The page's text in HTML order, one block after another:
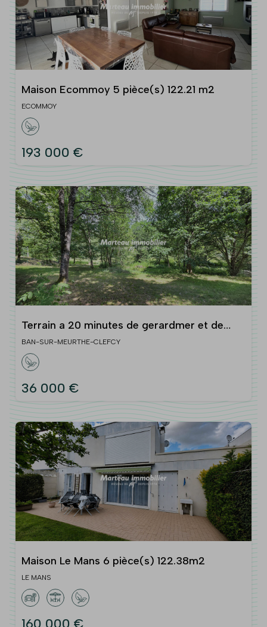
Maison Ecommoy 5 pièce(s) 122.21 m2
ECOMMOY
193 000 €
Terrain a 20 minutes de gerardmer et de
l'alsace 1139 m2
BAN-SUR-MEURTHE-CLEFCY
36 000 €
Maison Le Mans 6 pièce(s) 122.38m2
LE MANS